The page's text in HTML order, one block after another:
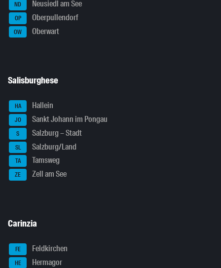
ND Neusiedl am See
OP Oberpullendorf
OW Oberwart
Salisburghese
HA Hallein
JO Sankt Johann im Pongau
S Salzburg – Stadt
SL Salzburg/Land
TA Tamsweg
ZE Zell am See
Carinzia
FE Feldkirchen
HE Hermagor